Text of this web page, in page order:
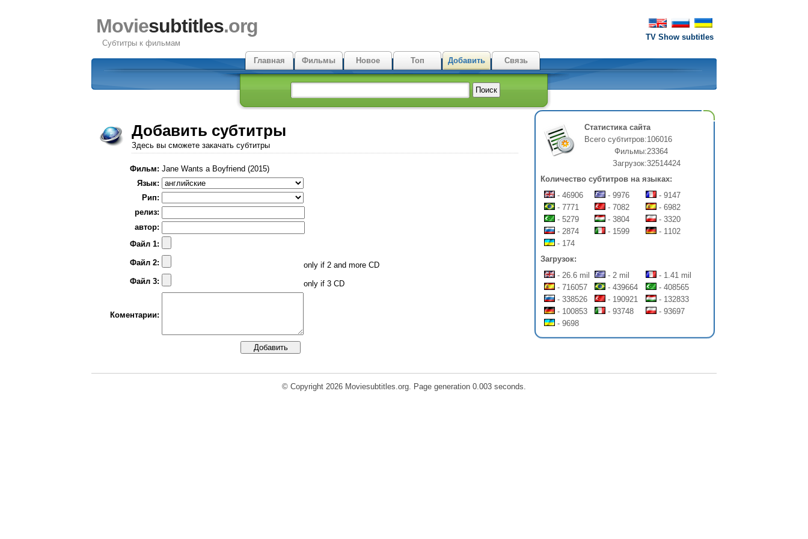
TV Show subtitles
Moviesubtitles.org
Субтитры к фильмам
Главная
Фильмы Новое Топ Добавить Связь
Добавить субтитры
Здесь вы сможете закачать субтитры
Фильм: Jane Wants a Boyfriend (2015)
Язык:
Рип:
релиз:
автор:
Файл 1:
Файл 2:
only if 2 and more CD
Файл 3:
only if 3 CD
Коментарии:
Статистика сайта
Всего субтитров:106016
Фильмы:23364
Загрузок:32514424
Количество субтитров на языках:
- 46906
- 9976
- 9147
- 7771
- 7082
- 6982
- 5279
- 3804
- 3320
- 2874
- 1599
- 1102
- 174
Загрузок:
- 26.6 mil
- 2 mil
- 1.41 mil
- 716057
- 439664
- 408565
- 338526
- 190921
- 132833
- 100853
- 93748
- 93697
- 9698
© Copyright 2026 Moviesubtitles.org. Page generation 0.003 seconds.